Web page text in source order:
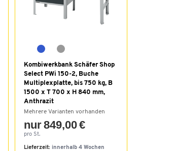
Kombiwerkbank Schäfer Shop
Select PWi 150-2, Buche
Multiplexplatte, bis 750 kg, B
1500 x T 700 x H 840 mm,
Anthrazit
Mehrere Varianten vorhanden
nur 849,00 €
pro St.
Lieferzeit: innerhalb 4 Wochen